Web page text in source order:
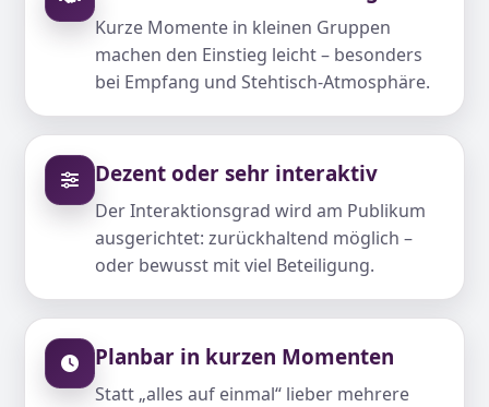
Kurze Momente in kleinen Gruppen
machen den Einstieg leicht – besonders
bei Empfang und Stehtisch-Atmosphäre.
Dezent oder sehr interaktiv
Der Interaktionsgrad wird am Publikum
ausgerichtet: zurückhaltend möglich –
oder bewusst mit viel Beteiligung.
Planbar in kurzen Momenten
Statt „alles auf einmal“ lieber mehrere